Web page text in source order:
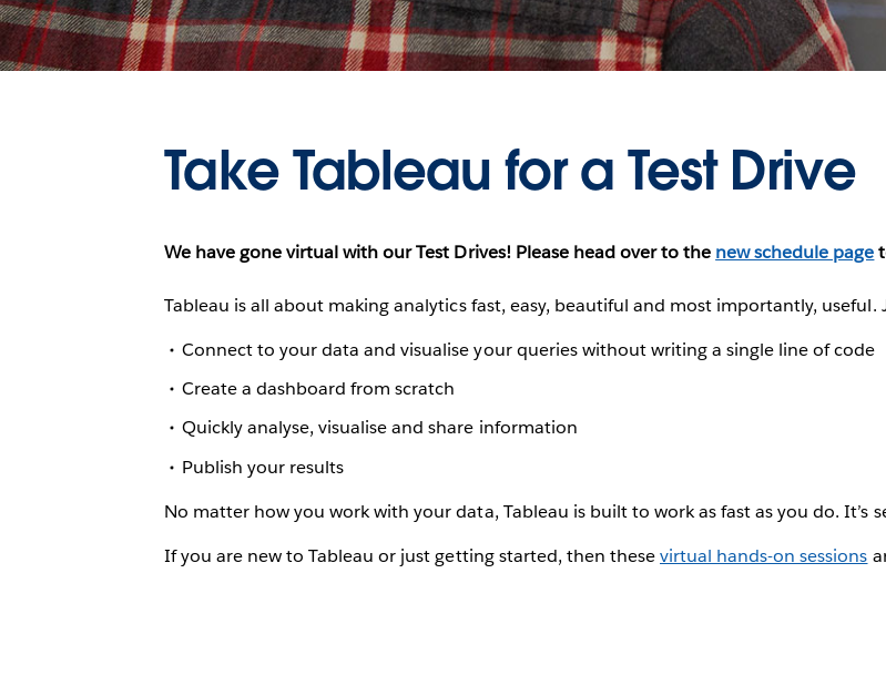
Take Tableau for a Test Drive
We have gone virtual with our Test Drives! Please head over to the new schedule page
Tableau is all about making analytics fast, easy, beautiful and most importantly, useful.
Connect to your data and visualise your queries without writing a single line of code
Create a dashboard from scratch
Quickly analyse, visualise and share information
Publish your results
No matter how you work with your data, Tableau is built to work as fast as you do. It’s
If you are new to Tableau or just getting started, then thesevirtual hands-on sessions